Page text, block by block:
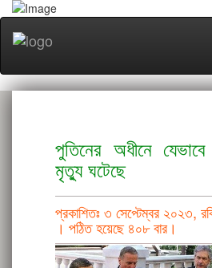
পুতিনের অধীনে
মৃত্যু ঘটেছে
প্রকাশিতঃ ৩ সেপ্টেম্বর ২০২৩,
।পঠিত হয়েছে ৪০৮ বার।